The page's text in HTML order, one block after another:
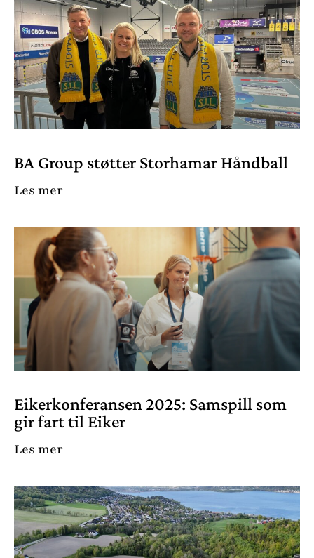
BA Group støtter Storhamar Håndball
Les mer
Eikerkonferansen 2025: Samspill som
gir fart til Eiker
Les mer